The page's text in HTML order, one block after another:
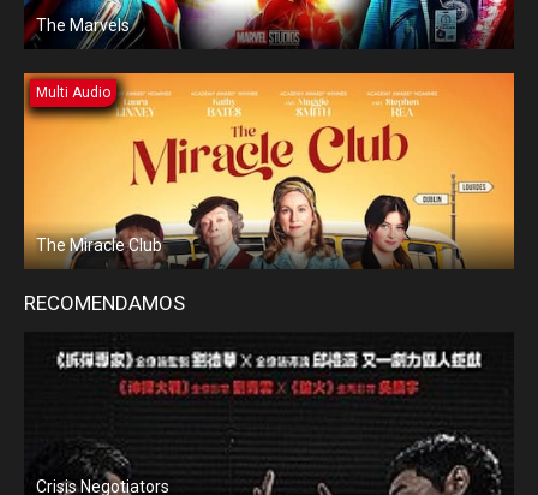
The Marvels
Multi Audio
The Miracle Club
RECOMENDAMOS
Crisis Negotiators